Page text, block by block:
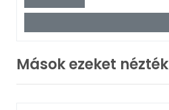
Mások ezeket nézték